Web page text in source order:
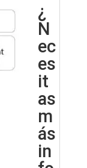
¿
N
ec
es
it
as
m
ás
in